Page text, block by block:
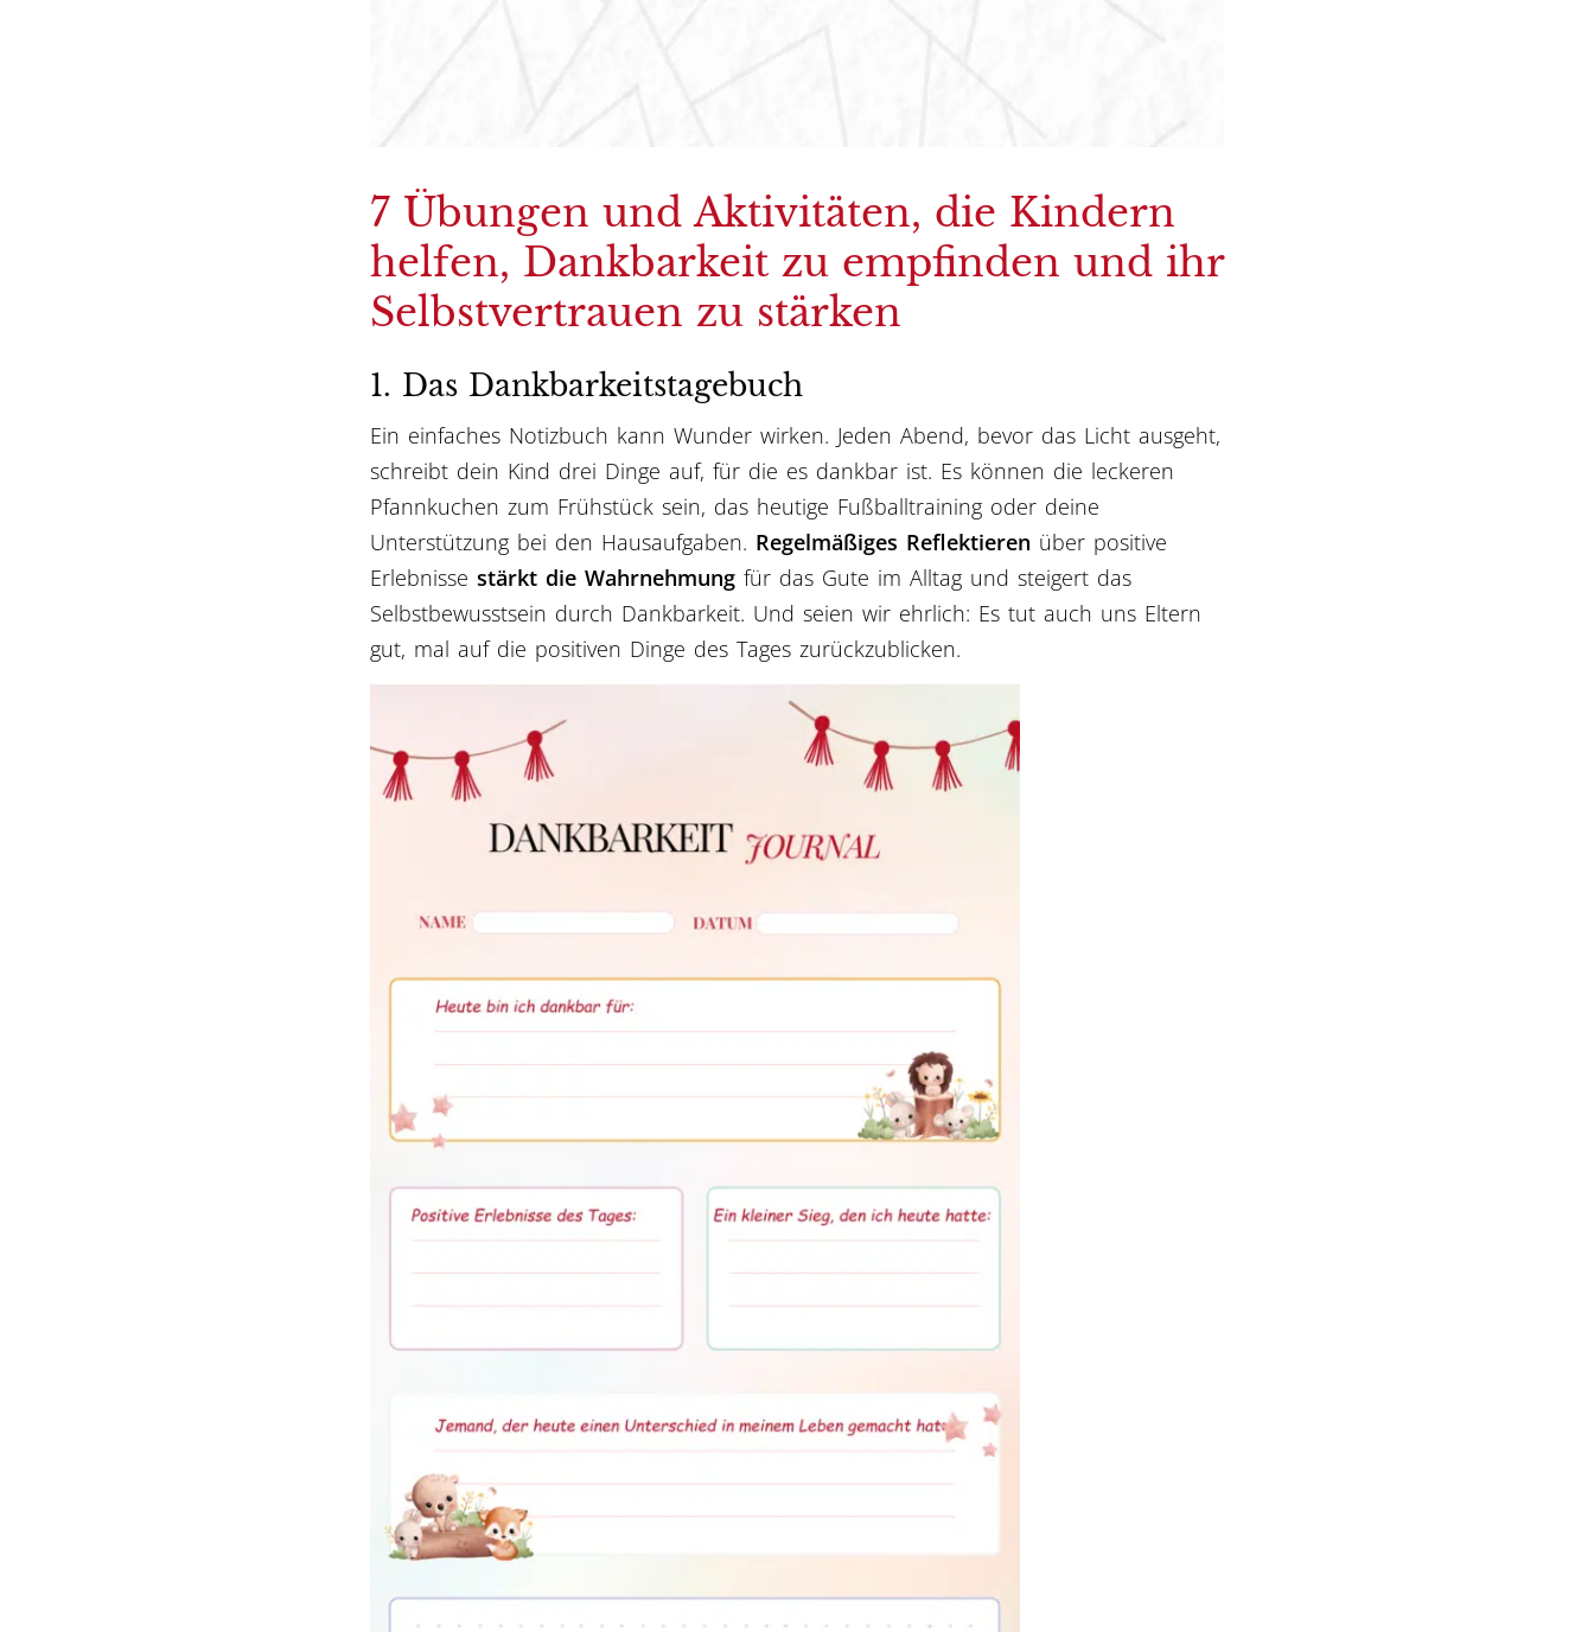
7 Übungen und Aktivitäten, die Kindern
helfen, Dankbarkeit zu empfinden und ihr
Selbstvertrauen zu stärken
1. Das Dankbarkeitstagebuch
Ein einfaches Notizbuch kann Wunder wirken. Jeden Abend, bevor das Licht ausgeht,
schreibt dein Kind drei Dinge auf, für die es dankbar ist. Es können die leckeren
Pfannkuchen zum Frühstück sein, das heutige Fußballtraining oder deine
Unterstützung bei den Hausaufgaben. Regelmäßiges Reflektieren über positive
Erlebnisse stärkt die Wahrnehmung für das Gute im Alltag und steigert das
Selbstbewusstsein durch Dankbarkeit. Und seien wir ehrlich: Es tut auch uns Eltern
gut, mal auf die positiven Dinge des Tages zurückzublicken.